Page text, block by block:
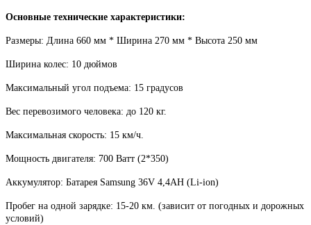
Основные технические характеристики:
Размеры: Длина 660 мм * Ширина 270 мм * Высота 250 мм
Ширина колес: 10 дюймов
Максимальный угол подъема: 15 градусов
Вес перевозимого человека: до 120 кг.
Максимальная скорость: 15 км/ч.
Мощность двигателя: 700 Ватт (2*350)
Аккумулятор: Батарея Samsung 36V 4,4AH (Li-ion)
Пробег на одной зарядке: 15-20 км. (зависит от погодных и дорожных
условий)